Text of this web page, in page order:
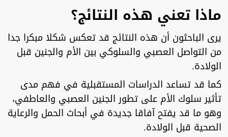
ماذا تعني هذه النتائج؟
يرى الباحثون أن هذه النتائج قد تعكس شكلا مبكرا جدا
من التواصل العصبي والسلوكي بين الأم والجنين قبل
الولادة.
كما قد تساعد الدراسات المستقبلية في فهم مدى
تأثير سلوك الأم على تطور الجنين العصبي والعاطفي،
وهو ما قد يفتح آفاقا جديدة في أبحاث الحمل والرعاية
الصحية قبل الولادة.